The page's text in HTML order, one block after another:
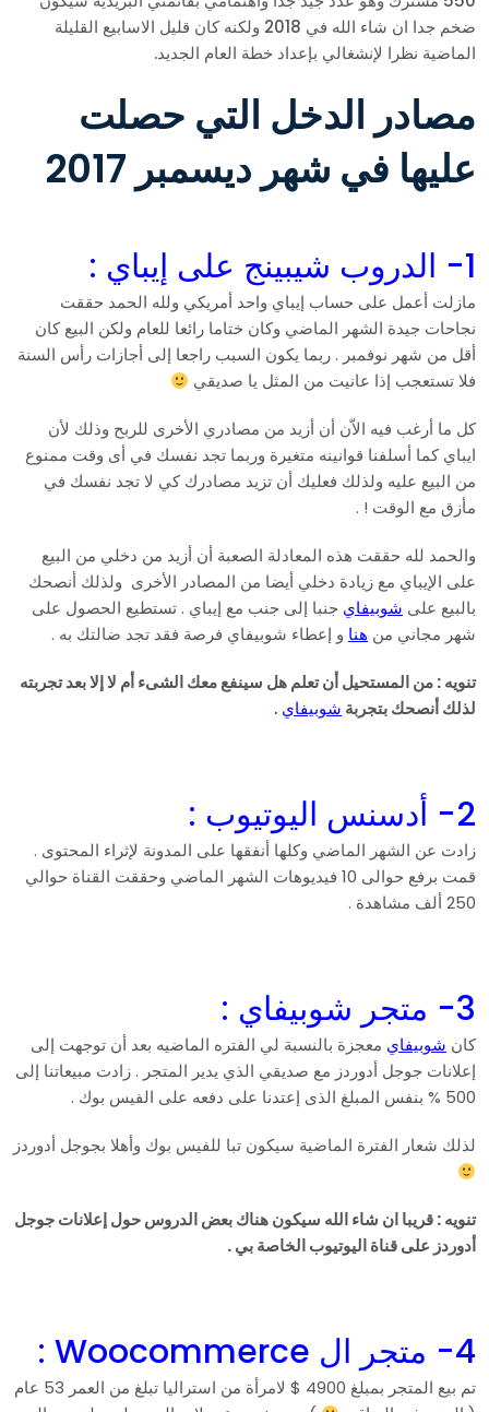
ضخم جدا ان شاء الله في 2018 ولكنه كان قليل الاسابيع القليلة
الماضية نظرا لإنشغالي بإعداد خطة العام الجديد.
مصادر الدخل التي حصلت
عليها في شهر ديسمبر 2017
1- الدروب شيبينج على إيباي :
مازلت أعمل على حساب إيباي واحد أمريكي ولله الحمد حققت
نجاحات جيدة الشهر الماضي وكان ختاما رائعا للعام ولكن البيع كان
أقل من شهر نوفمبر . ربما يكون السبب راجعا إلى أجازات رأس السنة
فلا تستعجب إذا عانيت من المثل يا صديقي
كل ما أرغب فيه الاّن أن أزيد من مصادري الأخرى للربح وذلك لأن
ايباي كما أسلفنا قوانينه متغيرة وربما تجد نفسك في أى وقت ممنوع
من البيع عليه ولذلك فعليك أن تزيد مصادرك كي لا تجد نفسك في
مأزق مع الوقت ! .
والحمد لله حققت هذه المعادلة الصعبة أن أزيد من دخلي من البيع
على الإيباي مع زيادة دخلي أيضا من المصادر الأخرى ولذلك أنصحك
بالبيع على شوبيفاي جنبا إلى جنب مع إيباي . تستطيع الحصول على
شهر مجاني من هنا و إعطاء شوبيفاي فرصة فقد تجد ضالتك به .
تنويه : من المستحيل أن تعلم هل سينفع معك الشىء أم لا إلا بعد تجربته
لذلك أنصحك بتجربة شوبيفاي .
2- أدسنس اليوتيوب :
زادت عن الشهر الماضي وكلها أنفقها على المدونة لإثراء المحتوى .
قمت برفع حوالى 10 فيديوهات الشهر الماضي وحققت القناة حوالي
250 ألف مشاهدة .
3- متجر شوبيفاي :
كان شوبيفاي معجزة بالنسبة لي الفتره الماضيه بعد أن توجهت إلى
إعلانات جوجل أدوردز مع صديقي الذي يدير المتجر . زادت مبيعاتنا إلى
500 % بنفس المبلغ الذى إعتدنا على دفعه على الفيس بوك .
لذلك شعار الفترة الماضية سيكون تبا للفيس بوك وأهلا بجوجل أدوردز
تنويه : قريبا ان شاء الله سيكون هناك بعض الدروس حول إعلانات جوجل
أدوردز على قناة اليوتيوب الخاصة بي .
4- متجر ال Woocommerce :
تم بيع المتجر بمبلغ 4900 $ لامرأة من استراليا تبلغ من العمر 53 عام